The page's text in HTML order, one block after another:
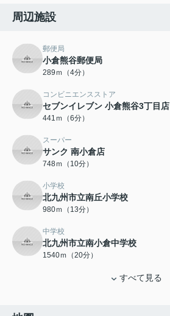
周辺施設
郵便局
小倉熊谷郵便局
289ｍ（4分）
コンビニエンスストア
セブンイレブン 小倉熊谷3丁目店
441ｍ（6分）
スーパー
サンク 南小倉店
748ｍ（10分）
小学校
北九州市立南丘小学校
980ｍ（13分）
中学校
北九州市立南小倉中学校
1540ｍ（20分）
すべて見る